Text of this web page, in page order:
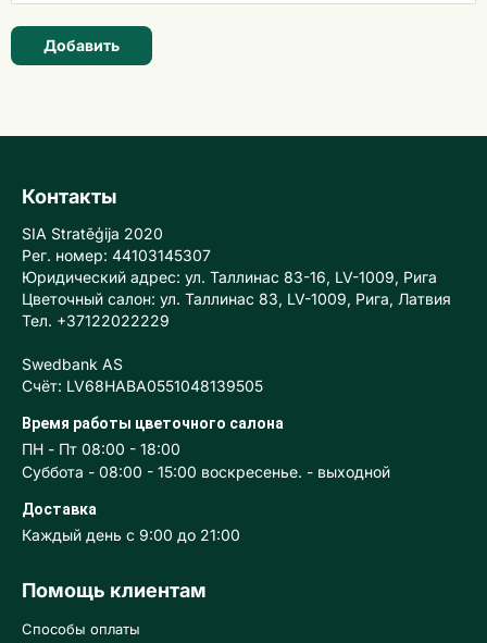
Добавить
Контакты
SIA Stratēģija 2020
Рег. номер: 44103145307
Юридический адрес: ул. Таллинас 83-16, LV-1009, Рига
Цветочный салон: ул. Таллинас 83, LV-1009, Рига, Латвия
Тел. +37122022229
Swedbank AS
Счёт: LV68HABA0551048139505
Время работы цветочного салона
ПН - Пт 08:00 - 18:00
Суббота - 08:00 - 15:00 воскресенье. - выходной
Доставка
Каждый день с 9:00 до 21:00
Помощь клиентам
Способы оплаты